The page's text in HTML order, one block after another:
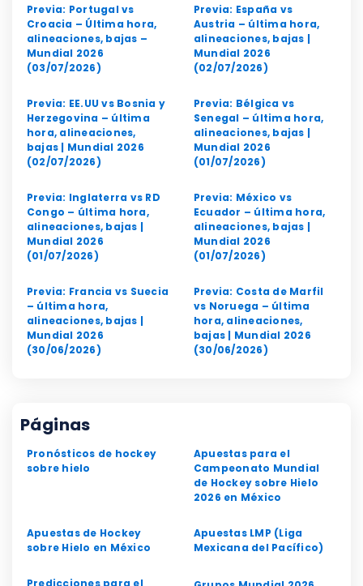
Previa: Portugal vs
Croacia – Última hora,
alineaciones, bajas –
Mundial 2026
(03/07/2026)
Previa: España vs
Austria – última hora,
alineaciones, bajas |
Mundial 2026
(02/07/2026)
Previa: EE.UU vs Bosnia y
Herzegovina – última
hora, alineaciones,
bajas | Mundial 2026
(02/07/2026)
Previa: Bélgica vs
Senegal – última hora,
alineaciones, bajas |
Mundial 2026
(01/07/2026)
Previa: Inglaterra vs RD
Congo – última hora,
alineaciones, bajas |
Mundial 2026
(01/07/2026)
Previa: México vs
Ecuador – última hora,
alineaciones, bajas |
Mundial 2026
(01/07/2026)
Previa: Francia vs Suecia
– última hora,
alineaciones, bajas |
Mundial 2026
(30/06/2026)
Previa: Costa de Marfil
vs Noruega – última
hora, alineaciones,
bajas | Mundial 2026
(30/06/2026)
Páginas
Pronósticos de hockey
sobre hielo
Apuestas para el
Campeonato Mundial
de Hockey sobre Hielo
2026 en México
Apuestas de Hockey
sobre Hielo en México
Apuestas LMP (Liga
Mexicana del Pacífico)
Predicciones para el